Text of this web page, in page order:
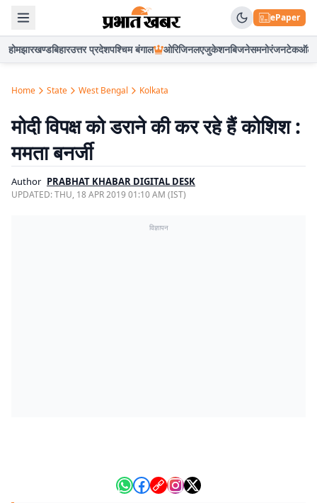
ePaper
होमझारखण्डबिहारउत्तर प्रदेशपश्चिम बंगाल ओरिजिनलएजुकेशनबिजनेसमनोरंजनटेकऑटो
Home State West Bengal Kolkata
मोदी विपक्ष को डराने की कर रहे हैं कोशिश :
ममता बनर्जी
Author PRABHAT KHABAR DIGITAL DESK
UPDATED:THU, 18 APR 2019 01:10 AM (IST)
विज्ञापन